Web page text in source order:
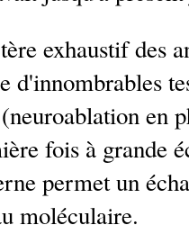
exhaustif des
d'innombrables
en
fois à grande
permet un
moléculaire.